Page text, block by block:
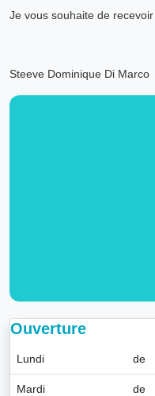
Je vous souhaite de
Steeve Dominique Di Marco
Ouverture
Lundi de
Mardi de